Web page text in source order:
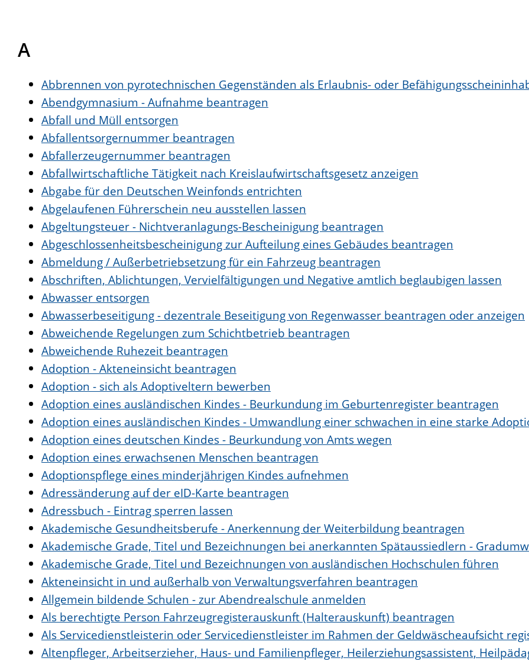
A
Abbrennen von pyrotechnischen Gegenständen als Erlaubnis- oder
Abendgymnasium - Aufnahme beantragen
Abfall und Müll entsorgen
Abfallentsorgernummer beantragen
Abfallerzeugernummer beantragen
Abfallwirtschaftliche Tätigkeit nach Kreislaufwirtschaftsgesetz anzeigen
Abgabe für den Deutschen Weinfonds entrichten
Abgelaufenen Führerschein neu ausstellen lassen
Abgeltungsteuer - Nichtveranlagungs-Bescheinigung beantragen
Abgeschlossenheitsbescheinigung zur Aufteilung eines Gebäudes beantragen
Abmeldung / Außerbetriebsetzung für ein Fahrzeug beantragen
Abschriften, Ablichtungen, Vervielfältigungen und Negative amtlich beglaubigen lassen
Abwasser entsorgen
Abwasserbeseitigung - dezentrale Beseitigung von Regenwasser beantragen oder anzeigen
Abweichende Regelungen zum Schichtbetrieb beantragen
Abweichende Ruhezeit beantragen
Adoption - Akteneinsicht beantragen
Adoption - sich als Adoptiveltern bewerben
Adoption eines ausländischen Kindes - Beurkundung im Geburtenregister beantragen
Adoption eines ausländischen Kindes - Umwandlung einer schwachen in eine starke
Adoption eines deutschen Kindes - Beurkundung von Amts wegen
Adoption eines erwachsenen Menschen beantragen
Adoptionspflege eines minderjährigen Kindes aufnehmen
Adressänderung auf der eID-Karte beantragen
Adressbuch - Eintrag sperren lassen
Akademische Gesundheitsberufe - Anerkennung der Weiterbildung beantragen
Akademische Grade, Titel und Bezeichnungen bei anerkannten Spätaussiedlern -
Akademische Grade, Titel und Bezeichnungen von ausländischen Hochschulen führen
Akteneinsicht in und außerhalb von Verwaltungsverfahren beantragen
Allgemein bildende Schulen - zur Abendrealschule anmelden
Als berechtigte Person Fahrzeugregisterauskunft (Halterauskunft) beantragen
Als Servicedienstleisterin oder Servicedienstleister im Rahmen der Geldwäscheaufsicht
Altenpfleger, Arbeitserzieher, Haus- und Familienpfleger, Heilerziehungsassistent,